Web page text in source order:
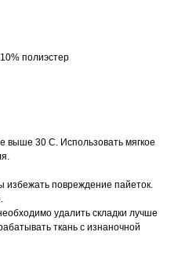
полиэстер
выше 30 С. Использовать мягкое
избежать повреждение пайеток.
удалить складки лучше
ткань с изнаночной